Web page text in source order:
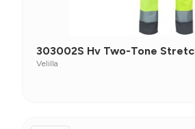
303002S Hv Two-Tone
Velilla